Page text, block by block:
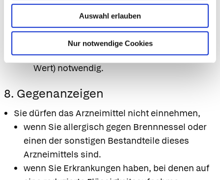
Auswahl erlauben
Nur notwendige Cookies
Daher ist während der Einnahme und bis zu
2 Wochen nach Absetzen von diesem
Präparat eine wiederholte Kontrolle von
Parametern der Blutgerinnung (INR, Quick-
Wert) notwendig.
8. Gegenanzeigen
Sie dürfen das Arzneimittel nicht einnehmen,
wenn Sie allergisch gegen Brennnessel oder
einen der sonstigen Bestandteile dieses
Arzneimittels sind.
wenn Sie Erkrankungen haben, bei denen auf